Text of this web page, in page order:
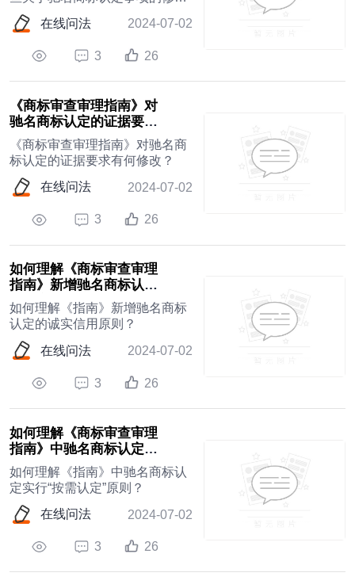
需要申请人及代理人关注？
在线问法 2024-07-02
3 26
《商标审查审理指南》对
驰名商标认定的证据要求
有何修改？
《商标审查审理指南》对驰名商
标认定的证据要求有何修改？
在线问法
2024-07-02
3 26
如何理解《商标审查审理
指南》新增驰名商标认定
的诚实信用原则？
如何理解《指南》新增驰名商标
认定的诚实信用原则？
在线问法
2024-07-02
3 26
如何理解《商标审查审理
指南》中驰名商标认定实
行“按需认定”原则？
如何理解《指南》中驰名商标认
定实行“按需认定”原则？
在线问法
2024-07-02
3 26